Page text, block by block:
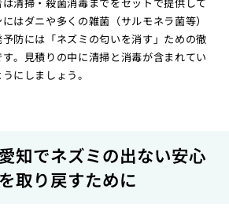
はダニや多くの雑菌（サルモネラ菌等）
防には「ネズミの匂いを消す」ための徹
。見積りの中に清掃と消毒が含まれてい
にしましょう。
知でネズミの出ない安心
取り戻すために